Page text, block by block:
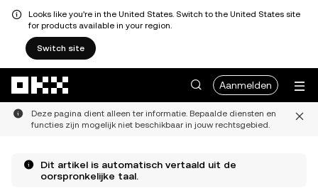
Looks like you're in the United States. Switch to the United States site
for products available in your region.
Switch site
Aanmelden
Deze pagina dient alleen ter informatie. Bepaalde diensten en
functies zijn mogelijk niet beschikbaar in jouw rechtsgebied.
Dit artikel is automatisch vertaald uit de
oorspronkelijke taal.